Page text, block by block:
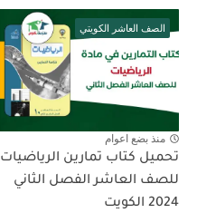
الصف العاشر الكويتي
منذ بضع اعوام
تحميل كتاب تمارين الرياضيات
للصف العاشر الفصل الثاني
2024 الكويت